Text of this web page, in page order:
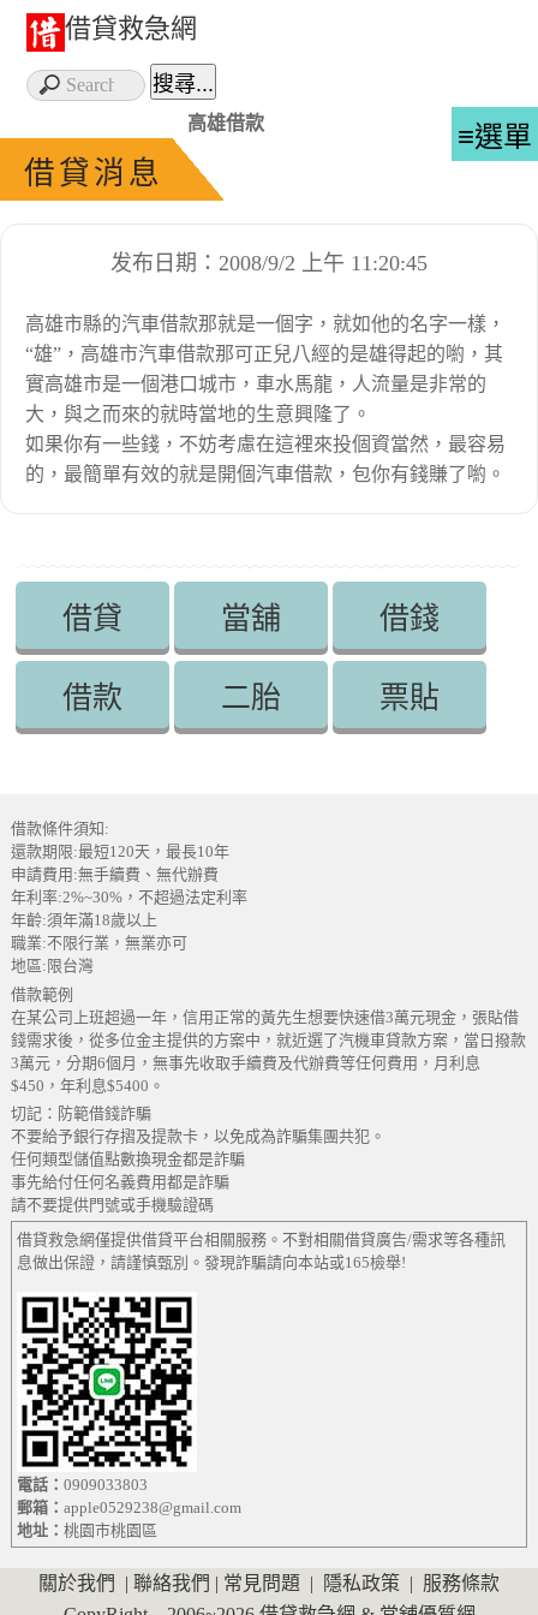
借貸救急網
≡選單
高雄借款
借貸消息
发布日期：2008/9/2 上午 11:20:45
高雄市縣的汽車借款那就是一個字，就如他的名字一樣，
“雄”，高雄市汽車借款那可正兒八經的是雄得起的喲，其
實高雄市是一個港口城市，車水馬龍，人流量是非常的
大，與之而來的就時當地的生意興隆了。
如果你有一些錢，不妨考慮在這裡來投個資當然，最容易
的，最簡單有效的就是開個汽車借款，包你有錢賺了喲。
借貸 當舖 借錢
借款 二胎 票貼
借款條件須知:
還款期限:最短120天，最長10年
申請費用:無手續費、無代辦費
年利率:2%~30%，不超過法定利率
年齡:須年滿18歲以上
職業:不限行業，無業亦可
地區:限台灣
借款範例
在某公司上班超過一年，信用正常的黃先生想要快速借3萬元現金，張貼借
錢需求後，從多位金主提供的方案中，就近選了汽機車貸款方案，當日撥款
3萬元，分期6個月，無事先收取手續費及代辦費等任何費用，月利息
$450，年利息$5400。
切記：防範借錢詐騙
不要給予銀行存摺及提款卡，以免成為詐騙集團共犯。
任何類型儲值點數換現金都是詐騙
事先給付任何名義費用都是詐騙
請不要提供門號或手機驗證碼
借貸救急網僅提供借貸平台相關服務。不對相關借貸廣告/需求等各種訊
息做出保證，請謹慎甄別。發現詐騙請向本站或165檢舉!
電話：0909033803
郵箱：apple0529238@gmail.com
地址：桃園市桃園區
關於我們 聯絡我們 常見問題 隱私政策
服務條款